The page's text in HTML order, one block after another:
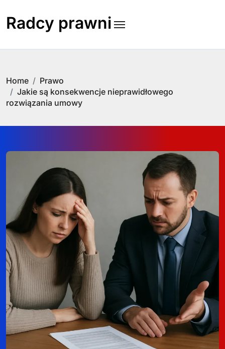
content
Radcy prawni
Home
Prawo
Jakie są konsekwencje nieprawidłowego
rozwiązania umowy